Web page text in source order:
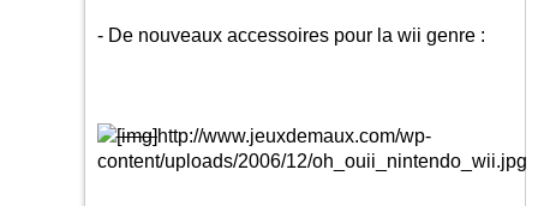
- De nouveaux accessoires pour la wii genre :
[img]http://www.jeuxdemaux.com/wp-
content/uploads/2006/12/oh_ouii_nintendo_wii.jpg